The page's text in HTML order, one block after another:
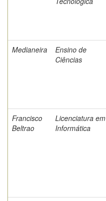
Medianeira
Ensino de
Ciências
Francisco
Beltrao
Licenciatura em
Informática